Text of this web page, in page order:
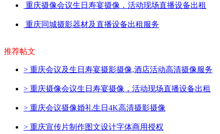
重庆摄像会议生日寿宴摄像，活动现场直播设备出租
重庆同城摄影器材及直播设备出租服务
推荐帖文
> 重庆会议及生日寿宴摄影摄像,酒店活动高清摄像服务
> 重庆摄像会议生日寿宴摄像，活动现场直播设备出租
> 重庆会议摄像婚礼生日4K高清摄影摄像
> 重庆宣传片制作图文设计字体商用授权